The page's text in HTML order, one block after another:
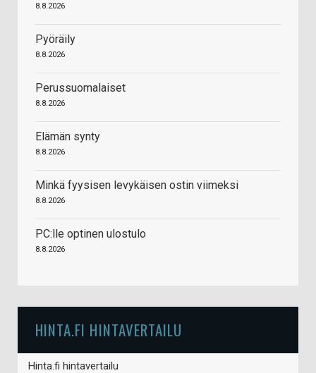
8.8.2026
Pyöräily
8.8.2026
Perussuomalaiset
8.8.2026
Elämän synty
8.8.2026
Minkä fyysisen levykäisen ostin viimeksi
8.8.2026
PC:lle optinen ulostulo
8.8.2026
HINTA.FI HINTAVERTAILU
Hinta.fi hintavertailu